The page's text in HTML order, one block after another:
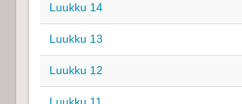
Luukku 14
Luukku 13
Luukku 12